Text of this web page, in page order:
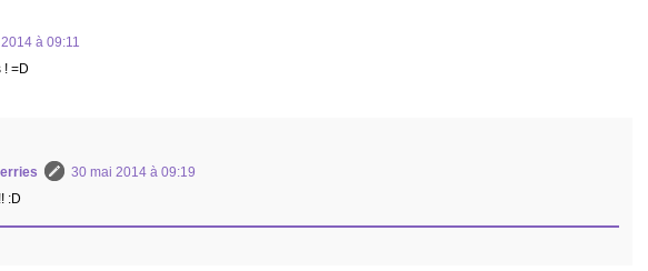
à 09:11
! =D
30 mai 2014 à 09:19
:D